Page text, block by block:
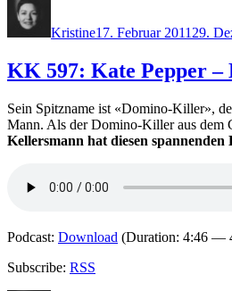
Kristine17. Februar 2011 29.
KK 597: Kate Pepper
Sein Spitzname ist «Domino-Killer»,
Mann. Als der Domino-Killer aus dem
Kellersmann hat diesen
Podcast: Download (Duration: 4:46 —
Subscribe: RSS